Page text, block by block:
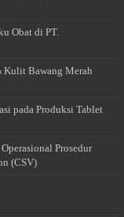
Obat di PT.
Kulit Bawang Merah
pada Produksi Tablet
Prosedur
(CSV)